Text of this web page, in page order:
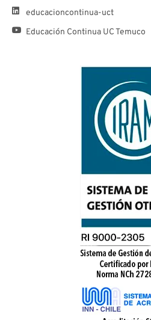
educacioncontinua-uct
Educación Continua UC Temuco